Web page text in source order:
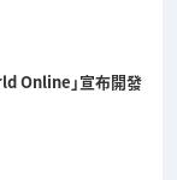
Online」宣布開發